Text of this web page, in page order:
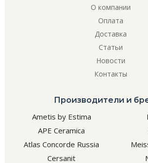
О компании
Оплата
Доставка
Статьи
Новости
Контакты
Производители и
Ametis by Estima
APE Ceramica
Atlas Concorde Russia
Cersanit